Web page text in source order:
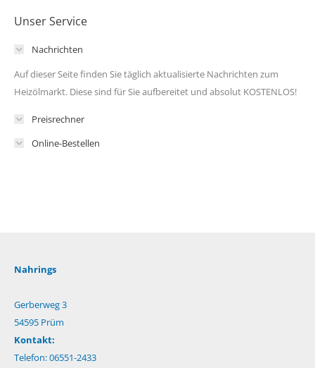
Unser Service
Nachrichten
Auf dieser Seite finden Sie täglich aktualisierte Nachrichten zum
Heizölmarkt. Diese sind für Sie aufbereitet und absolut KOSTENLOS!
Preisrechner
Online-Bestellen
Nahrings
Gerberweg 3
54595 Prüm
Kontakt:
Telefon: 06551-2433